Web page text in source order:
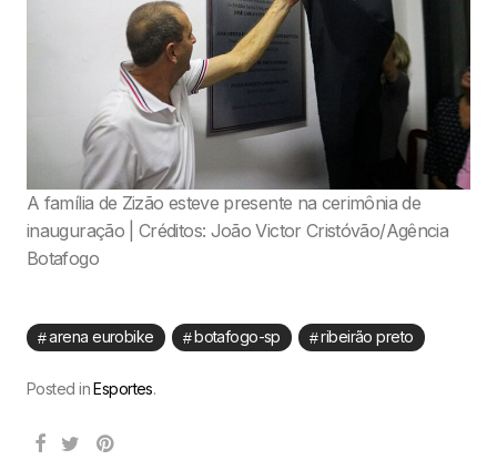
A família de Zizão esteve presente na cerimônia de
inauguração | Créditos: João Victor Cristóvão/Agência
Botafogo
arena eurobike botafogo-sp ribeirão preto
Posted inEsportes.